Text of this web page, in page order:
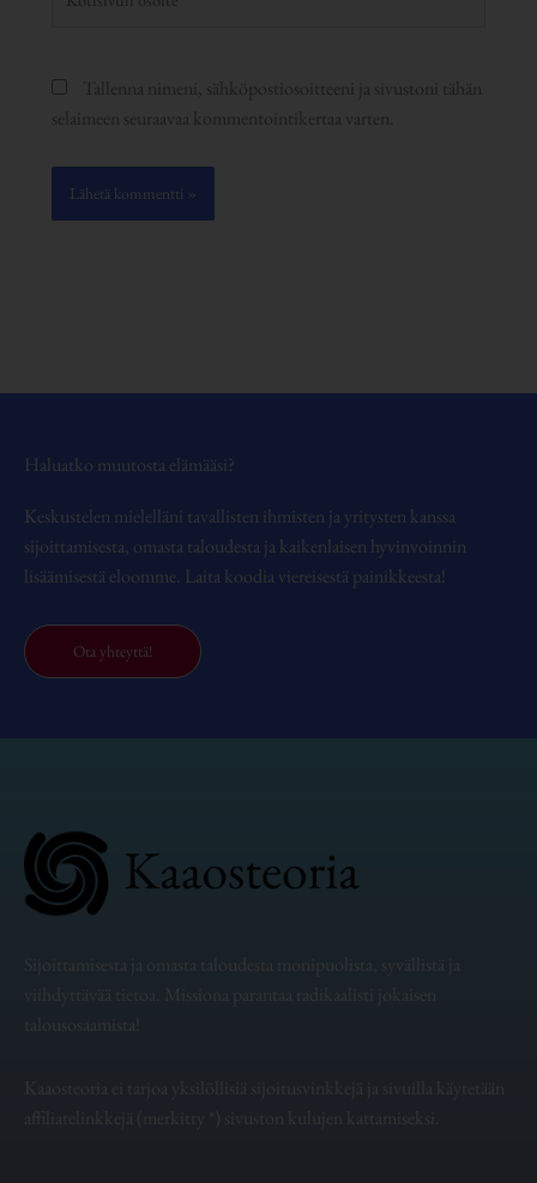
osoite
Tallenna nimeni, sähköpostiosoitteeni ja sivustoni tähän
selaimeen seuraavaa kommentointikertaa varten.
Haluatko muutosta elämääsi?
Keskustelen mielelläni tavallisten ihmisten ja yritysten kanssa
sijoittamisesta, omasta taloudesta ja kaikenlaisen hyvinvoinnin
lisäämisestä eloomme. Laita koodia viereisestä painikkeesta!
Ota yhteyttä!
Sijoittamisesta ja omasta taloudesta monipuolista, syvällistä ja
viihdyttävää tietoa. Missiona parantaa radikaalisti jokaisen
talousosaamista!
Kaaosteoria ei tarjoa yksilöllisiä sijoitusvinkkejä ja sivuilla käytetään
affiliatelinkkejä (merkitty *) sivuston kulujen kattamiseksi.